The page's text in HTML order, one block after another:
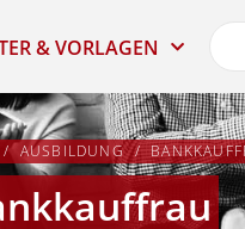
& VORLAGEN
AUSBILDUNG